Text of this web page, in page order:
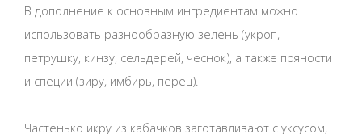
В дополнение к основным ингредиентам можно
использовать разнообразную зелень (укроп,
петрушку, кинзу, сельдерей, чеснок), а также пряности
и специи (зиру, имбирь, перец).
Частенько икру из кабачков заготавливают с уксусом,